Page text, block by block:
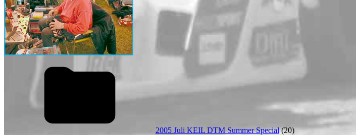
2005 Juli KEIL DTM Summer Special (20)